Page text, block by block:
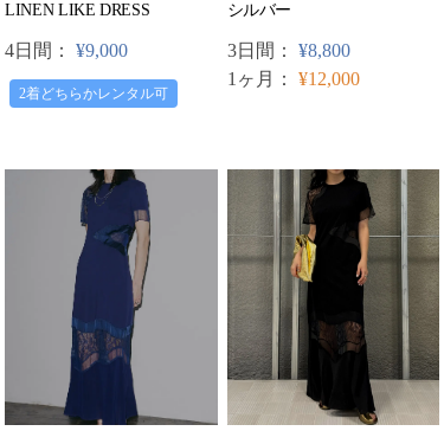
LINEN LIKE DRESS
4日間： ¥9,000
2着どちらかレンタル可
シルバー
3日間： ¥8,800
1ヶ月： ¥12,000